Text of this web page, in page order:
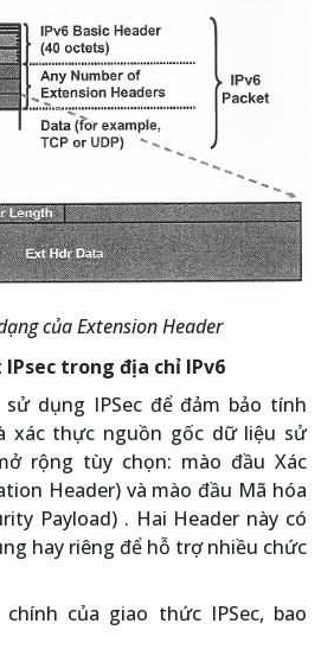
của Extension Header
trong địa chỉ IPv6
dụng IPSec để đảm bảo tính
xác thực nguồn gốc dữ liệu sử
rộng tùy chọn: mào đầu Xác
Header) và mào đầu Mã hóa
Payload) . Hai Header này có
hay riêng để hỗ trợ nhiều chức
của giao thức IPSec, bao